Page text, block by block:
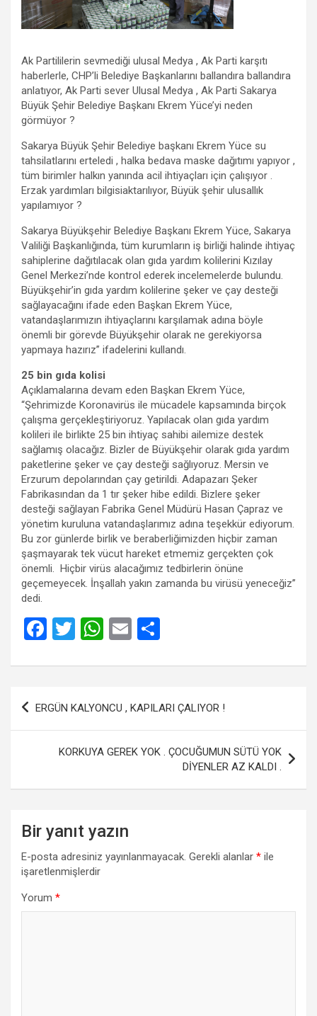
Ak Partililerin sevmediği ulusal Medya , Ak Parti karşıtı
haberlerle, CHP’li Belediye Başkanlarını ballandıra ballandıra
anlatıyor, Ak Parti sever Ulusal Medya , Ak Parti Sakarya
Büyük Şehir Belediye Başkanı Ekrem Yüce’yi neden
görmüyor ?
Sakarya Büyük Şehir Belediye başkanı Ekrem Yüce su
tahsilatlarını erteledi , halka bedava maske dağıtımı yapıyor ,
tüm birimler halkın yanında acil ihtiyaçları için çalışıyor .
Erzak yardımları bilgisiaktarılıyor, Büyük şehir ulusallık
yapılamıyor ?
Sakarya Büyükşehir Belediye Başkanı Ekrem Yüce, Sakarya
Valiliği Başkanlığında, tüm kurumların iş birliği halinde ihtiyaç
sahiplerine dağıtılacak olan gıda yardım kolilerini Kızılay
Genel Merkezi’nde kontrol ederek incelemelerde bulundu.
Büyükşehir’in gıda yardım kolilerine şeker ve çay desteği
sağlayacağını ifade eden Başkan Ekrem Yüce,
vatandaşlarımızın ihtiyaçlarını karşılamak adına böyle
önemli bir görevde Büyükşehir olarak ne gerekiyorsa
yapmaya hazırız” ifadelerini kullandı.
25 bin gıda kolisi
Açıklamalarına devam eden Başkan Ekrem Yüce,
“Şehrimizde Koronavirüs ile mücadele kapsamında birçok
çalışma gerçekleştiriyoruz. Yapılacak olan gıda yardım
kolileri ile birlikte 25 bin ihtiyaç sahibi ailemize destek
sağlamış olacağız. Bizler de Büyükşehir olarak gıda yardım
paketlerine şeker ve çay desteği sağlıyoruz. Mersin ve
Erzurum depolarından çay getirildi. Adapazarı Şeker
Fabrikasından da 1 tır şeker hibe edildi. Bizlere şeker
desteği sağlayan Fabrika Genel Müdürü Hasan Çapraz ve
yönetim kuruluna vatandaşlarımız adına teşekkür ediyorum.
Bu zor günlerde birlik ve beraberliğimizden hiçbir zaman
şaşmayarak tek vücut hareket etmemiz gerçekten çok
önemli. Hiçbir virüs alacağımız tedbirlerin önüne
geçemeyecek. İnşallah yakın zamanda bu virüsü yeneceğiz”
dedi.
F
ce
b
o
T
tt
er
W
at
s
A
p
p
E
ail ar
e
Yazı
ERGÜN KALYONCU , KAPILARI ÇALIYOR !
KORKUYA GEREK YOK . ÇOCUĞUMUN SÜTÜ YOK
DİYENLER AZ KALDI .
Bir yanıt yazın
E-posta adresiniz yayınlanmayacak. Gerekli alanlar * ile
işaretlenmişlerdir
Yorum *